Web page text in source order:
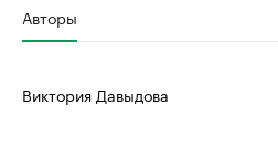
Авторы
Виктория Давыдова